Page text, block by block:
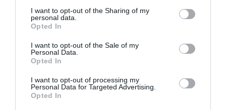
not limited to your visit or usage behaviour. You may click to
grant or deny consent to Google and its third-party tags to
use your data for below specified purposes in below Google
consent section.
I want to opt-out of the Sharing of my
personal data.
Opted In
I want to opt-out of the Sale of my
Personal Data.
Opted In
I want to opt-out of processing my
Personal Data for Targeted Advertising.
Opted In
Fungus Dries Up And Falls Off After The First
183 193 176